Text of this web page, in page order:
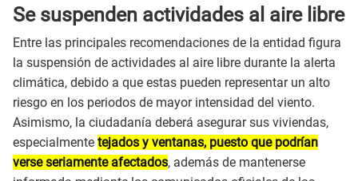
Se suspenden actividades al aire libre
Entre las principales recomendaciones de la entidad figura
la suspensión de actividades al aire libre durante la alerta
climática, debido a que estas pueden representar un alto
riesgo en los periodos de mayor intensidad del viento.
Asimismo, la ciudadanía deberá asegurar sus viviendas,
especialmente tejados y ventanas, puesto que podrían
verse seriamente afectados, además de mantenerse